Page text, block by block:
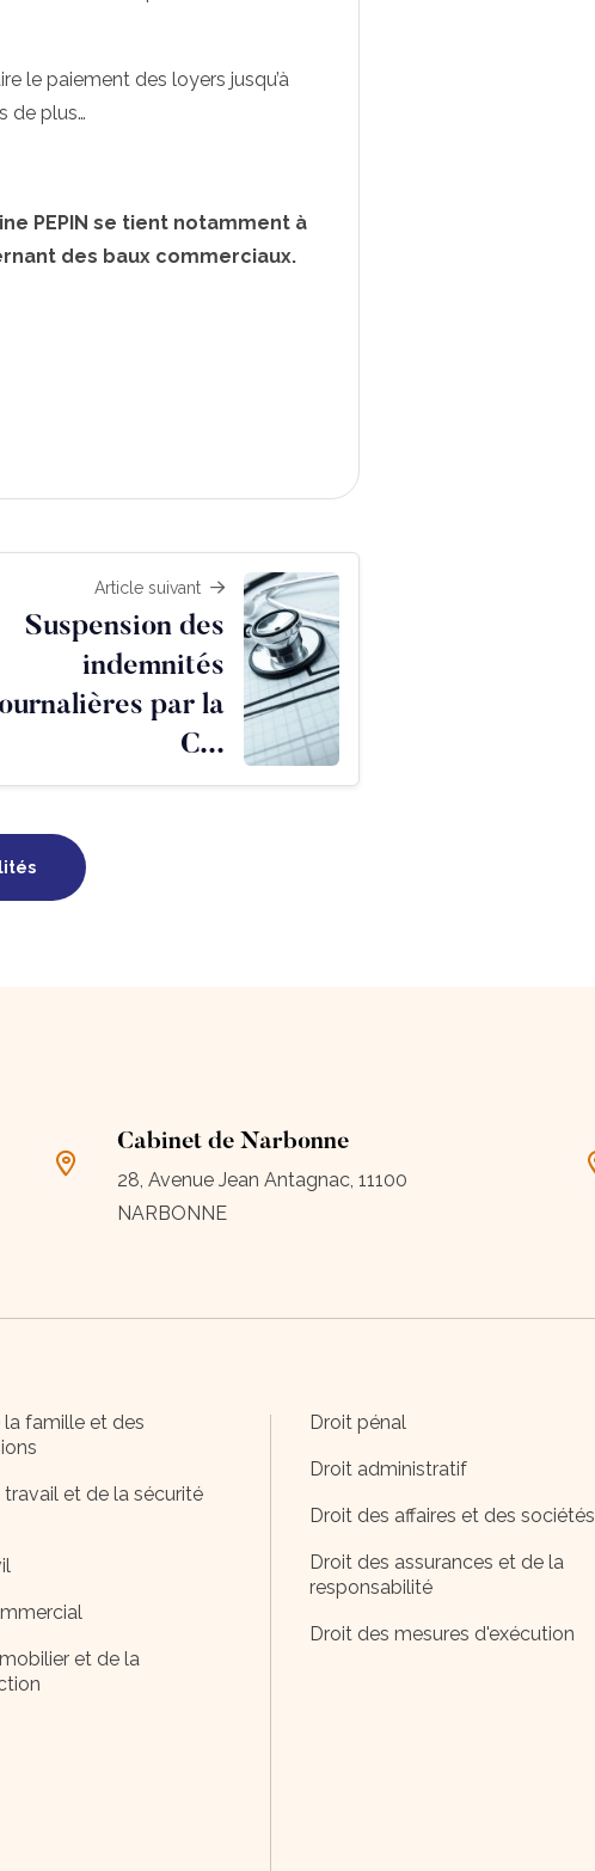
le paiement des loyers jusqu’à
de plus…
PEPIN se tient notamment à
des baux commerciaux.
Article suivant
Suspension des
indemnités
par la
C...
Cabinet de Narbonne
28, Avenue Jean Antagnac, 11100
NARBONNE
la famille et des
travail et de la sécurité
et de la
Droit pénal
Droit administratif
Droit des affaires et des sociétés
Droit des assurances et de la
responsabilité
Droit des mesures d'exécution